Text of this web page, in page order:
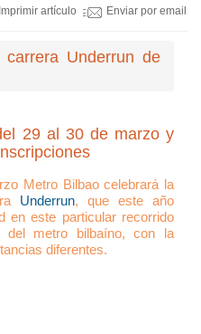
Imprimir artículo Enviar por email
Underrun de
29 al 30 de marzo y
Metro Bilbao celebrará la
Underrun, que este año
en este particular recorrido
del metro bilbaíno, con la
diferentes.